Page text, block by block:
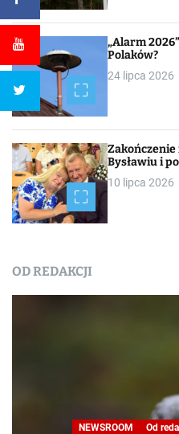
„Alarm
Polaków?
24 lipca 2026
Zakończenie
Bysławiu i
10 lipca 2026
OD REDAKCJI
NEWSROOM Od